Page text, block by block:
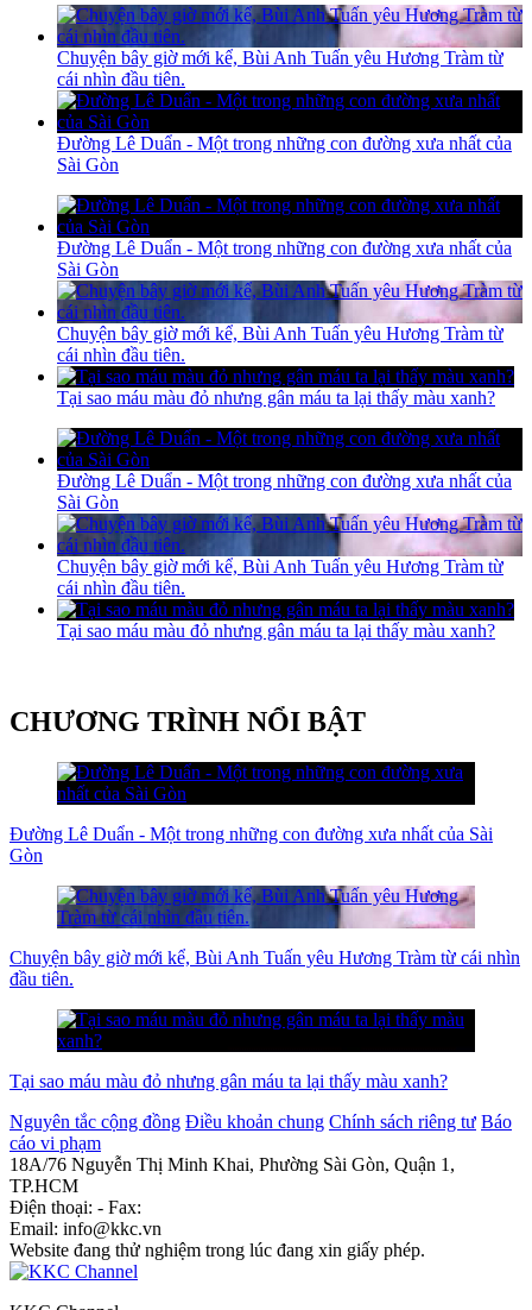
Chuyện bây giờ mới kể, Bùi Anh Tuấn yêu Hương Tràm từ
cái nhìn đầu tiên.
Đường Lê Duẩn - Một trong những con đường xưa nhất của
Sài Gòn
Đường Lê Duẩn - Một trong những con đường xưa nhất của
Sài Gòn
Chuyện bây giờ mới kể, Bùi Anh Tuấn yêu Hương Tràm từ
cái nhìn đầu tiên.
Tại sao máu màu đỏ nhưng gân máu ta lại thấy màu xanh?
Đường Lê Duẩn - Một trong những con đường xưa nhất của
Sài Gòn
Chuyện bây giờ mới kể, Bùi Anh Tuấn yêu Hương Tràm từ
cái nhìn đầu tiên.
Tại sao máu màu đỏ nhưng gân máu ta lại thấy màu xanh?
CHƯƠNG TRÌNH NỔI BẬT
Đường Lê Duẩn - Một trong những con đường xưa nhất của Sài
Gòn
Chuyện bây giờ mới kể, Bùi Anh Tuấn yêu Hương Tràm từ cái nhìn
đầu tiên.
Tại sao máu màu đỏ nhưng gân máu ta lại thấy màu xanh?
Nguyên tắc cộng đồng Điều khoản chung Chính sách riêng tư Báo
cáo vi phạm
18A/76 Nguyễn Thị Minh Khai, Phường Sài Gòn, Quận 1,
TP.HCM
Điện thoại: - Fax:
Email: info@kkc.vn
Website đang thử nghiệm trong lúc đang xin giấy phép.